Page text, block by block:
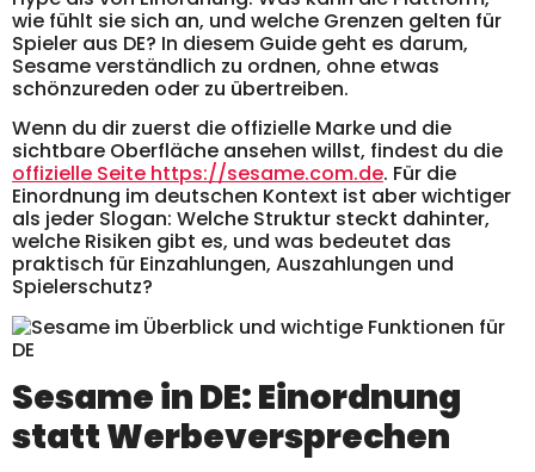
wie fühlt sie sich an, und welche Grenzen gelten für
Spieler aus DE? In diesem Guide geht es darum,
Sesame verständlich zu ordnen, ohne etwas
schönzureden oder zu übertreiben.
Wenn du dir zuerst die offizielle Marke und die
sichtbare Oberfläche ansehen willst, findest du die
offizielle Seite https://sesame.com.de. Für die
Einordnung im deutschen Kontext ist aber wichtiger
als jeder Slogan: Welche Struktur steckt dahinter,
welche Risiken gibt es, und was bedeutet das
praktisch für Einzahlungen, Auszahlungen und
Spielerschutz?
Sesame in DE: Einordnung
statt Werbeversprechen